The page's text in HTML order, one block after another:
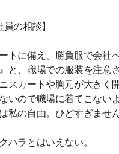
の相談】
トに備え、勝負服で会社
と、職場での服装を注意
スカートや胸元が大きく
いので職場に着てこない
私の自由。ひどすぎません
ハラとはいえない。